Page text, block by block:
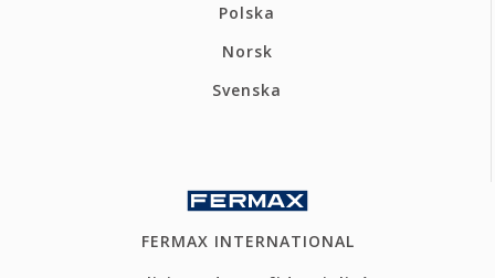
Polska
Norsk
Svenska
FERMAX INTERNATIONAL